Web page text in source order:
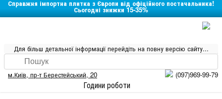
Справжня імпортна плитка з Європи від офіційного постачальника!
Сьогодні знижки 15-35%
Для більш детальної інформації перейдіть на повну версію сайту...
м.Київ, пр-т Берестейський, 20 (097)969-99-79
Години роботи